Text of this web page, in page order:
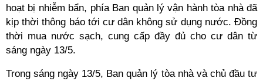
hoạt bị nhiễm bẩn, phía Ban quản lý vận hành tòa nhà đã
kịp thời thông báo tới cư dân không sử dụng nước. Đồng
thời mua nước sạch, cung cấp đầy đủ cho cư dân từ
sáng ngày 13/5.
Trong sáng ngày 13/5, Ban quản lý tòa nhà và chủ đầu tư